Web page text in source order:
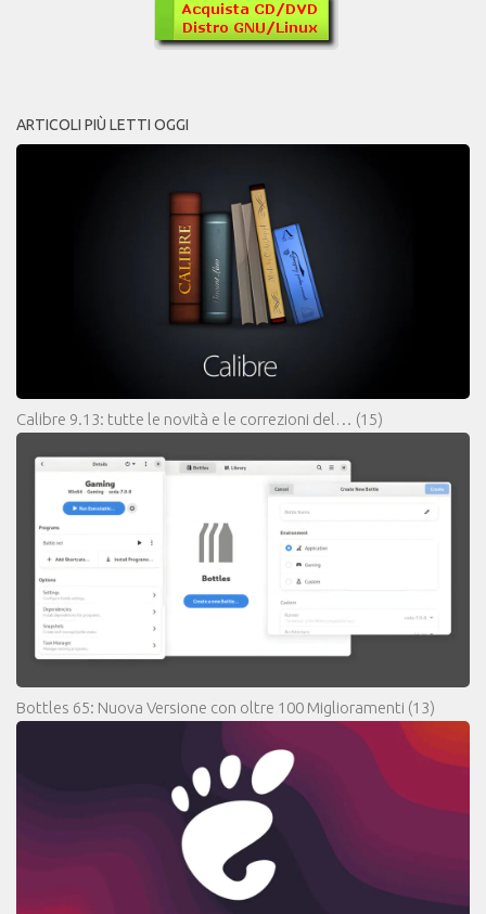
ARTICOLI PIÙ LETTI OGGI
Calibre 9.13: tutte le novità e le correzioni del… (15)
Bottles 65: Nuova Versione con oltre 100 Miglioramenti (13)